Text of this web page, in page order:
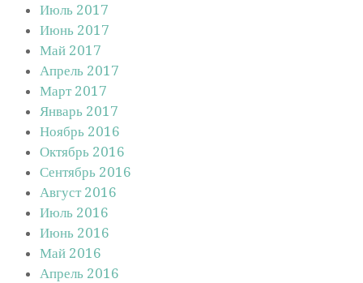
Июль 2017
Июнь 2017
Май 2017
Апрель 2017
Март 2017
Январь 2017
Ноябрь 2016
Октябрь 2016
Сентябрь 2016
Август 2016
Июль 2016
Июнь 2016
Май 2016
Апрель 2016